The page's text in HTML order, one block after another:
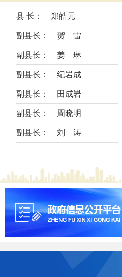
县 长： 郑皓元
副县长： 贺 雷
副县长： 姜 琳
副县长： 纪岩成
副县长： 田成岩
副县长： 周晓明
副县长： 刘 涛